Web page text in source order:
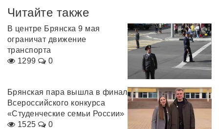
Читайте также
В центре Брянска 9 мая
ограничат движение
транспорта
1299
0
Брянская пара вышла в финал
Всероссийского конкурса
«Студенческие семьи России»
1525
0